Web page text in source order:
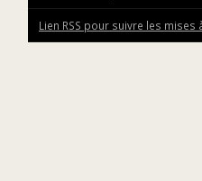
Lien RSS pour suivre les mises